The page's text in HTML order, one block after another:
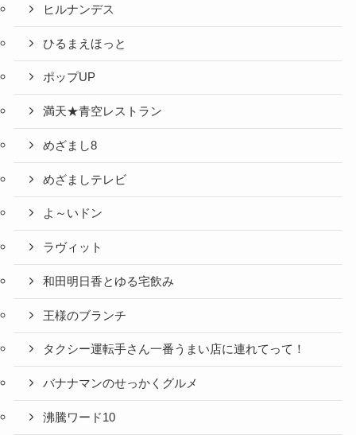
ヒルナンデス
ひるまえほっと
ポップUP
満天★青空レストラン
めざまし8
めざましテレビ
よ～いドン
ラヴィット
和田明日香とゆる宅飲み
王様のブランチ
タクシー運転手さん一番うまい店に連れてって！
バナナマンのせっかくグルメ
沸騰ワード10